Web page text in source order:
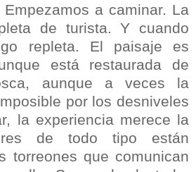
a caminar. La
de turista. Y cuando
repleta. El paisaje es
está restaurada de
aunque a veces la
por los desniveles
la experiencia merece la
de todo tipo están
torreones que comunican